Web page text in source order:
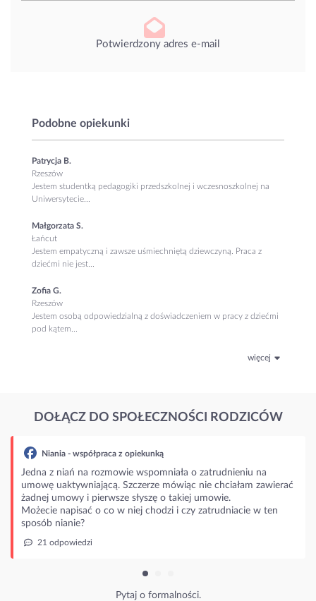
Potwierdzony adres e-mail
Podobne opiekunki
Patrycja B.
Rzeszów
Jestem studentką pedagogiki przedszkolnej i wczesnoszkolnej na
Uniwersytecie...
Małgorzata S.
Łańcut
Jestem empatyczną i zawsze uśmiechniętą dziewczyną. Praca z
dziećmi nie jest...
Zofia G.
Rzeszów
Jestem osobą odpowiedzialną z doświadczeniem w pracy z dziećmi
pod kątem...
więcej
DOŁĄCZ DO SPOŁECZNOŚCI RODZICÓW
Niania - współpraca z opiekunką
Jedna z niań na rozmowie wspomniała o zatrudnieniu na
umowę uaktywniającą. Szczerze mówiąc nie chciałam zawierać
żadnej umowy i pierwsze słyszę o takiej umowie.
Możecie napisać o co w niej chodzi i czy zatrudniacie w ten
sposób nianie?
21 odpowiedzi
Pytaj o formalności.